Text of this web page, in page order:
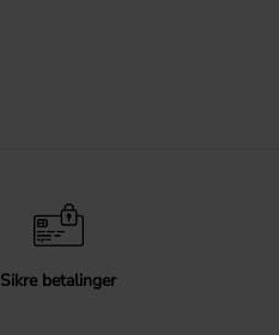
Sikre betalinger